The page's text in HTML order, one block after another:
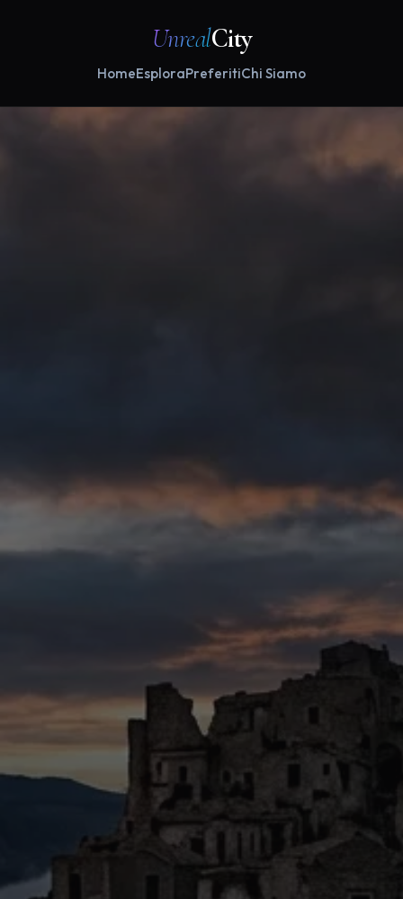
UnrealCity
HomeEsploraPreferitiChi Siamo